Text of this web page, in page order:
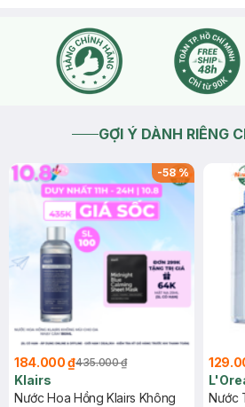
GỢI Ý DÀNH RIÊNG
-58%
184.000 ₫435.000 ₫
Klairs
Nước Hoa Hồng Klairs Không
Nước